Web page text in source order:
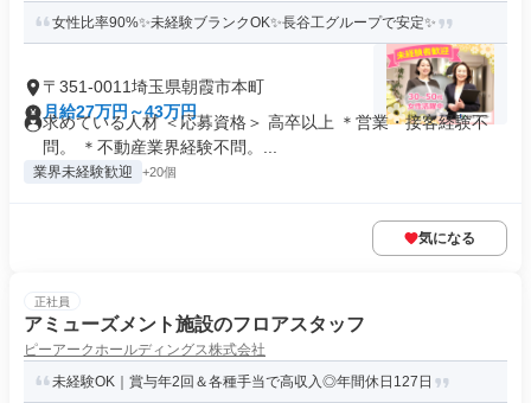
女性比率90%✨未経験ブランクOK✨長谷工グループで安定✨
〒351-0011埼玉県朝霞市本町
月給27万円～43万円
求めている人材 ＜応募資格＞ 高卒以上 ＊営業・接客経験不
問。 ＊不動産業界経験不問。...
業界未経験歓迎 +20個
気になる
正社員
アミューズメント施設のフロアスタッフ
ピーアークホールディングス株式会社
未経験OK｜賞与年2回＆各種手当で高収入◎年間休日127日